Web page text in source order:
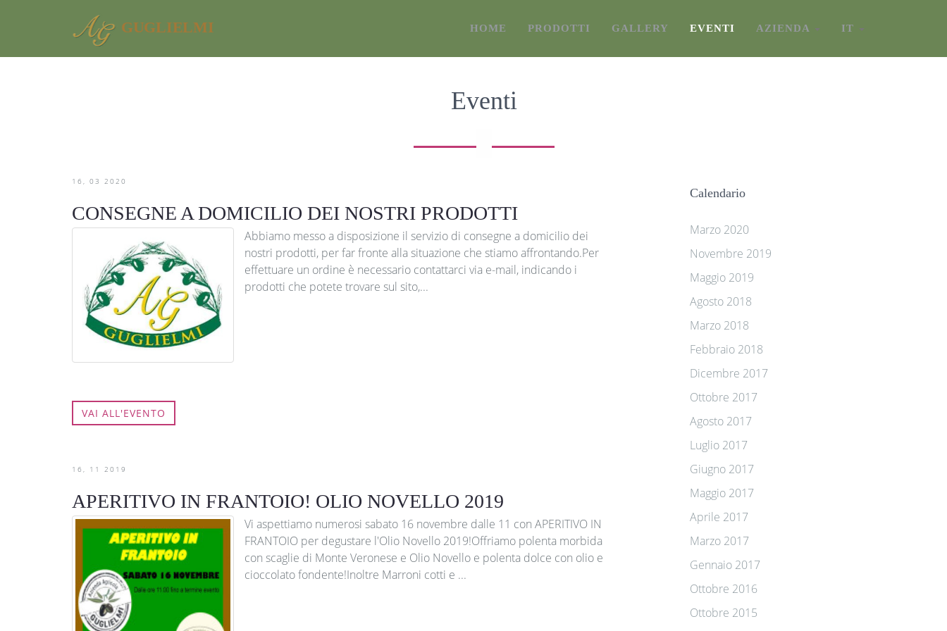
GUGLIELMI HOME PRODOTTI GALLERY EVENTI AZIENDA IT
Eventi
16 03 2020
CONSEGNE A DOMICILIO DEI NOSTRI PRODOTTI
Abbiamo messo a disposizione il servizio di consegne a domicilio dei
nostri prodotti, per far fronte alla situazione che stiamo affrontando.Per
effettuare un ordine è necessario contattarci via e-mail, indicando i
prodotti che potete trovare sul sito,...
VAI ALL'EVENTO
16 11 2019
APERITIVO IN FRANTOIO! OLIO NOVELLO 2019
Vi aspettiamo numerosi sabato 16 novembre dalle 11 con APERITIVO IN
FRANTOIO per degustare l'Olio Novello 2019!Offriamo polenta morbida
con scaglie di Monte Veronese e Olio Novello e polenta dolce con olio e
cioccolato fondente!Inoltre Marroni cotti e ...
Calendario
Marzo 2020
Novembre 2019
Maggio 2019
Agosto 2018
Marzo 2018
Febbraio 2018
Dicembre 2017
Ottobre 2017
Agosto 2017
Luglio 2017
Giugno 2017
Maggio 2017
Aprile 2017
Marzo 2017
Gennaio 2017
Ottobre 2016
Ottobre 2015